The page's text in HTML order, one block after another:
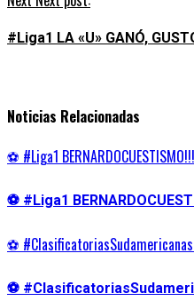
#Liga1 LA «U» GANÓ,
Noticias Relacionadas
⚽ #Liga1
⚽ #Liga1
⚽ #ClasificatoriasSudamericanas
⚽